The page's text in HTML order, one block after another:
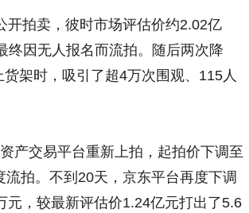
开拍卖，彼时市场评估价约2.02亿
终因无人报名而流拍。随后两次降
架时，吸引了超4万次围观、115人
产交易平台重新上拍，起拍价下调至
拍。不到20天，京东平台再度下调
，较最新评估价1.24亿元打出了5.6